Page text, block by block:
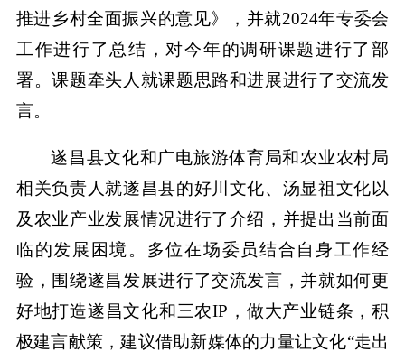
推进乡村全面振兴的意见》，并就2024年专委会
工作进行了总结，对今年的调研课题进行了部
署。课题牵头人就课题思路和进展进行了交流发
言。
遂昌县文化和广电旅游体育局和农业农村局
相关负责人就遂昌县的好川文化、汤显祖文化以
及农业产业发展情况进行了介绍，并提出当前面
临的发展困境。多位在场委员结合自身工作经
验，围绕遂昌发展进行了交流发言，并就如何更
好地打造遂昌文化和三农IP，做大产业链条，积
极建言献策，建议借助新媒体的力量让文化“走出